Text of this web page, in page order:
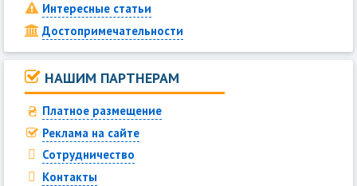
Интересные статьи
Достопримечательности
НАШИМ ПАРТНЕРАМ
Платное размещение
Реклама на сайте
Сотрудничество
Контакты